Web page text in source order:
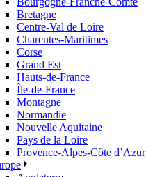
Bretagne
Centre-Val de Loire
Charentes-Maritimes
Corse
Grand Est
Hauts-de-France
Île-de-France
Montagne
Normandie
Nouvelle Aquitaine
Pays de la Loire
Provence-Alpes-Côte d’Azur